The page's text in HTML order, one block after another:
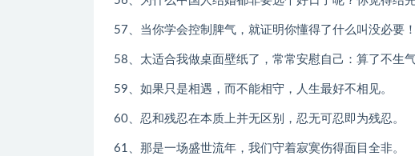
57、当你学会控制脾气，就证明你懂得了什么叫没必要！
58、太适合我做桌面壁纸了，常常安慰自己：算了不生气
59、如果只是相遇，而不能相守，人生最好不相见。
60、忍和残忍在本质上并无区别，忍无可忍即为残忍。
61、那是一场盛世流年，我们守着寂寞伤得面目全非。